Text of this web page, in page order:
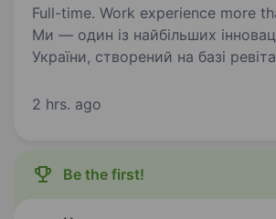
Full-time. Work experience more
Ми — один із найбільших
України, створений на базі
сучасний бізнес, комерційна
2 hrs. ago
Be the first!